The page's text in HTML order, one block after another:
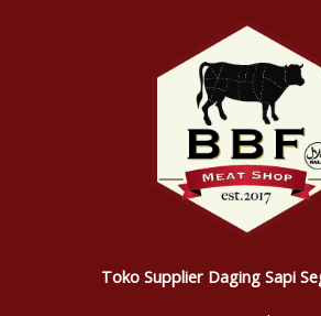
Toko Supplier Daging Sapi